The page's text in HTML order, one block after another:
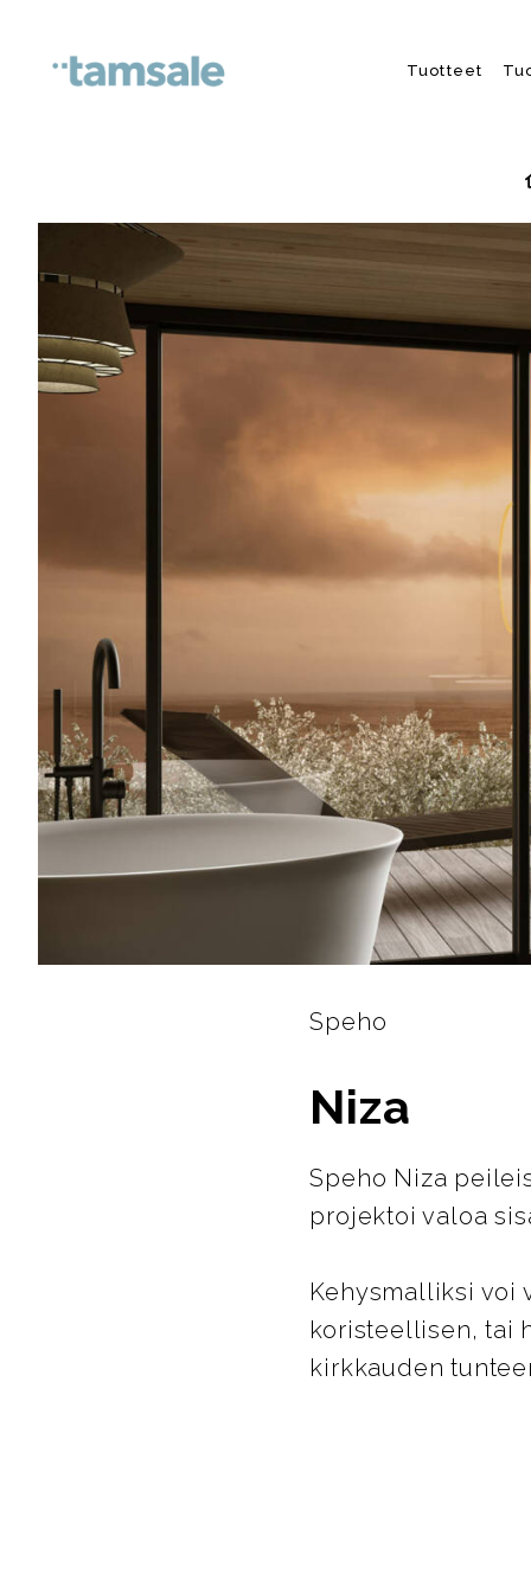
Tuotteet
Speho
Niza
Speho Niza
projektoi valoa
Kehysmalliksi voi
koristeellisen, tai
kirkkauden